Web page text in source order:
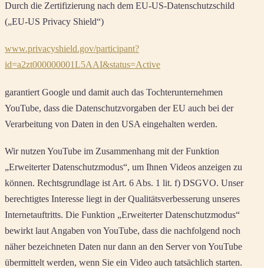
Durch die Zertifizierung nach dem EU-US-Datenschutzschild
(„EU-US Privacy Shield“)
www.privacyshield.gov/participant?
id=a2zt000000001L5AAI&status=Active
garantiert Google und damit auch das Tochterunternehmen
YouTube, dass die Datenschutzvorgaben der EU auch bei der
Verarbeitung von Daten in den USA eingehalten werden.
Wir nutzen YouTube im Zusammenhang mit der Funktion
„Erweiterter Datenschutzmodus“, um Ihnen Videos anzeigen zu
können. Rechtsgrundlage ist Art. 6 Abs. 1 lit. f) DSGVO. Unser
berechtigtes Interesse liegt in der Qualitätsverbesserung unseres
Internetauftritts. Die Funktion „Erweiterter Datenschutzmodus“
bewirkt laut Angaben von YouTube, dass die nachfolgend noch
näher bezeichneten Daten nur dann an den Server von YouTube
übermittelt werden, wenn Sie ein Video auch tatsächlich starten.